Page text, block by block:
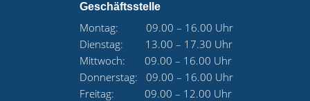
Geschäftsstelle
Montag: 09.00 – 16.00 Uhr
Dienstag: 13.00 – 17.30 Uhr
Mittwoch: 09.00 – 16.00 Uhr
Donnerstag: 09.00 – 16.00 Uhr
Freitag: 09.00 – 12.00 Uhr